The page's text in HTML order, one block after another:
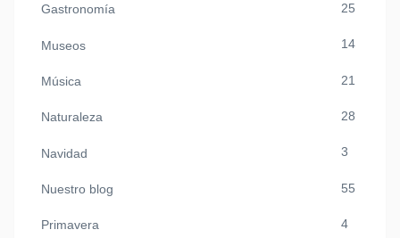
Gastronomía 25
Museos 14
Música 21
Naturaleza 28
Navidad 3
Nuestro blog 55
Primavera 4